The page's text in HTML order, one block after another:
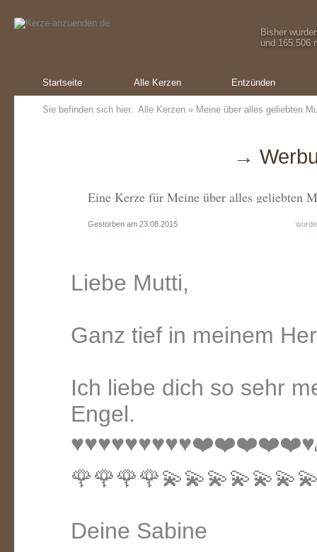
Bisher
und 165.506
Startseite Alle Kerzen Entzünden
Sie befinden sich hier: Alle Kerzen » Meine über alles geliebten
→
Eine Kerze für Meine über alles geliebten
Gestorben am 23.08.2015
Liebe Mutti,
Ganz tief in meinem
Ich liebe dich so sehr
Engel.
Deine Sabine